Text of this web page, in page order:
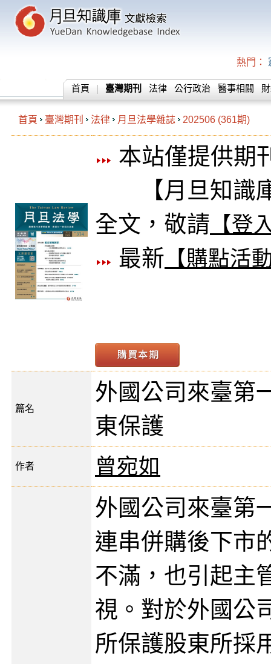
熱門：
首頁 臺灣期刊 法律 公行政治 醫事相關
首頁 臺灣期刊 法律 月旦法學雜誌 202506 (361期)
本站僅提供期
【月旦知識庫
全文，敬請 【登
最新 【購點活
篇名
外國公司來臺第
東保護
作者 曾宛如
外國公司來臺第
連串併購後下市
不滿，也引起主
視。對於外國公
所保護股東所採